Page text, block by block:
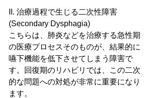
II. 治療過程で生じる二次性障害
(Secondary Dysphagia)
こちらは、肺炎などを治療する急性期
の医療プロセスそのものが、結果的に
嚥下機能を低下させてしまう障害で
す。回復期のリハビリでは、この二次
的な問題への対処が非常に重要になり
ます。